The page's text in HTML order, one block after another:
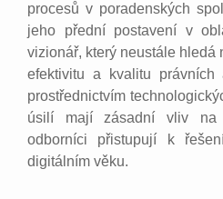
procesů v poradenských
jeho přední postavení v
vizionář, který neustále hledá
efektivitu a kvalitu právních
prostřednictvím
úsilí mají zásadní vliv na
odborníci přistupují k
digitálním věku.